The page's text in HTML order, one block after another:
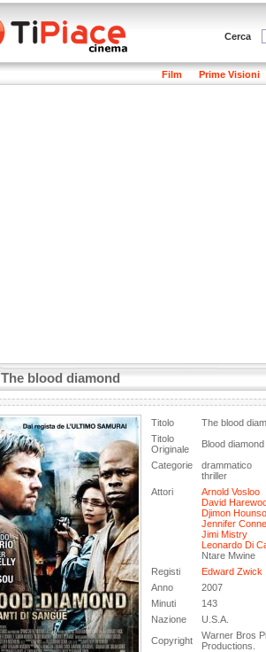
Cerca
Film Prime Visioni
The blood diamond
Titolo
The blood
Titolo
Originale
Blood
Categorie
drammatico
thriller
Attori
Arnold Vosloo
David
Djimon
Jennifer
Jimi Mistry
Leonardo Di
Ntare Mwine
Registi
Edward Zwick
Anno
2007
Minuti
143
Nazione
U.S.A.
Copyright
Warner Bros
Productions.